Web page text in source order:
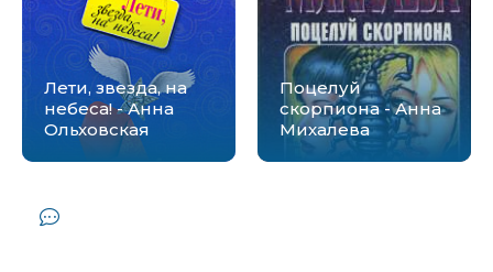
Лети, звезда, на
небеса! - Анна
Ольховская
Поцелуй
скорпиона - Анна
Михалева